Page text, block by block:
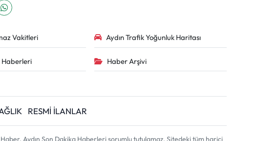
Vakitleri Aydın Trafik Yoğunluk Haritası
Haberleri Haber Arşivi
RESMİ İLANLAR
Aydın Son Dakika Haberleri sorumlu tutulamaz. Sitedeki tüm harici